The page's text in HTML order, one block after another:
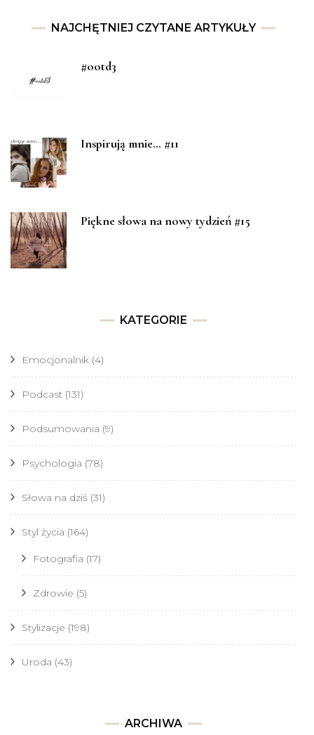
NAJCHĘTNIEJ CZYTANE ARTYKUŁY
#ootd3
Inspirują mnie… #11
Piękne słowa na nowy tydzień #15
KATEGORIE
Emocjonalnik (4)
Podcast (131)
Podsumowania (9)
Psychologia (78)
Słowa na dziś (31)
Styl życia (164)
Fotografia (17)
Zdrowie (5)
Stylizacje (198)
Uroda (43)
ARCHIWA
Archiwa